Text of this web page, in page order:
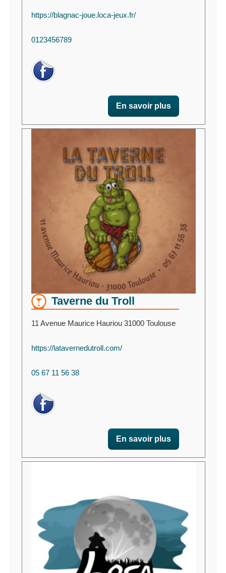
https://blagnac-joue.loca-jeux.fr/
0123456789
En savoir plus
Taverne du Troll
11 Avenue Maurice Hauriou 31000 Toulouse
https://latavernedutroll.com/
05 67 11 56 38
En savoir plus